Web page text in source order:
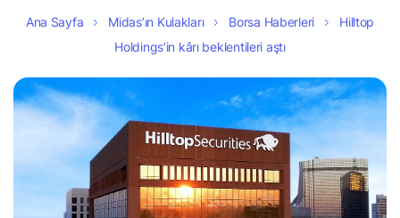
Ana Sayfa Midas’ın Kulakları Borsa Haberleri
Hilltop
Holdings’in kârı beklentileri aştı